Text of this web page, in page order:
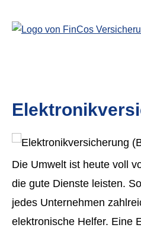
Die Umwelt ist heute voll
die gute Dienste leisten.
jedes Unternehmen
elektronische Helfer. Eine